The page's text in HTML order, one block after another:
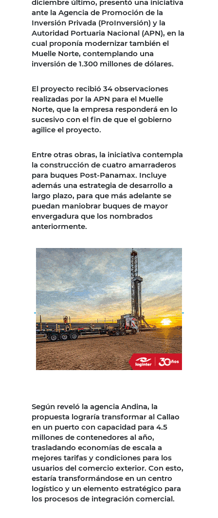
diciembre último, presentó una iniciativa
ante la Agencia de Promoción de la
Inversión Privada (ProInversión) y la
Autoridad Portuaria Nacional (APN), en la
cual proponía modernizar también el
Muelle Norte, contemplando una
inversión de 1.300 millones de dólares.
El proyecto recibió 34 observaciones
realizadas por la APN para el Muelle
Norte, que la empresa responderá en lo
sucesivo con el fin de que el gobierno
agilice el proyecto.
Entre otras obras, la iniciativa contempla
la construcción de cuatro amarraderos
para buques Post-Panamax. Incluye
además una estrategia de desarrollo a
largo plazo, para que más adelante se
puedan maniobrar buques de mayor
envergadura que los nombrados
anteriormente.
Según reveló la agencia Andina, la
propuesta lograría transformar al Callao
en un puerto con capacidad para 4.5
millones de contenedores al año,
trasladando economías de escala a
mejores tarifas y condiciones para los
usuarios del comercio exterior. Con esto,
estaría transformándose en un centro
logístico y un elemento estratégico para
los procesos de integración comercial.